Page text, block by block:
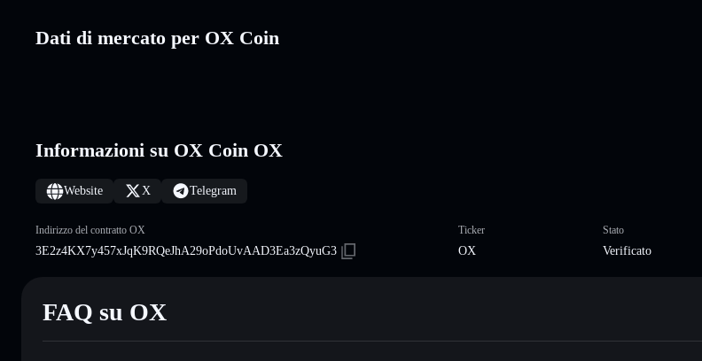
Dati di mercato per OX Coin
Informazioni su OX Coin OX
Website X Telegram
Indirizzo del contratto OX
3E2z4KX7y457xJqK9RQeJhA29oPdoUvAAD3Ea3zQyuG3
Ticker
OX
Stato
Verificato
FAQ su OX